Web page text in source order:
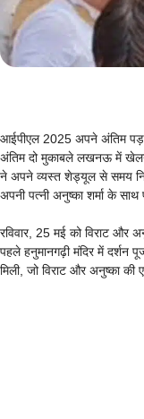
आईपीएल 2025 अपने अंतिम
अंतिम दो मुकाबले लखनऊ में खेलने
ने अपने व्यस्त शेड्यूल से समय
अपनी पत्नी अनुष्का शर्मा के साथ
रविवार, 25 मई को विराट और
पहले हनुमानगढ़ी मंदिर में दर्शन
मिली, जो विराट और अनुष्का